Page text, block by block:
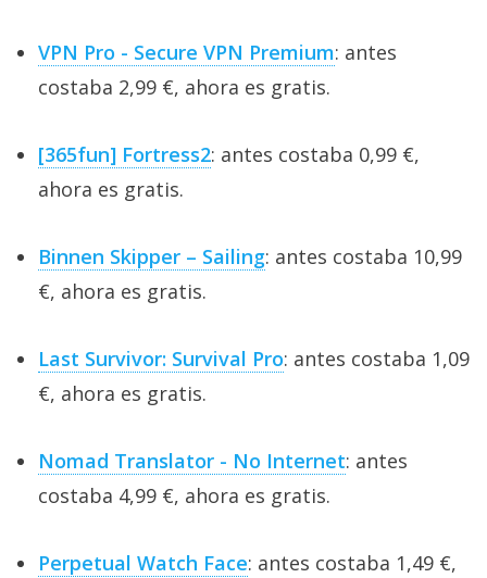
VPN Pro - Secure VPN Premium: antes
costaba 2,99 €, ahora es gratis.
[365fun] Fortress2: antes costaba 0,99 €,
ahora es gratis.
Binnen Skipper – Sailing: antes costaba 10,99
€, ahora es gratis.
Last Survivor: Survival Pro: antes costaba 1,09
€, ahora es gratis.
Nomad Translator - No Internet: antes
costaba 4,99 €, ahora es gratis.
Perpetual Watch Face: antes costaba 1,49 €,